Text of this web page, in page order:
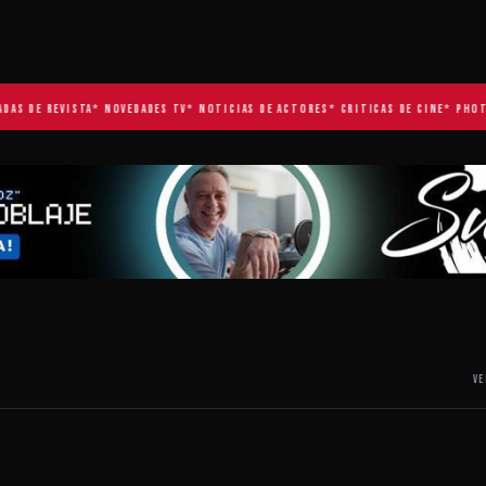
REVISTA * NOVEDADES TV* NOTICIAS DE ACTORES * CRITICAS DE CINE*